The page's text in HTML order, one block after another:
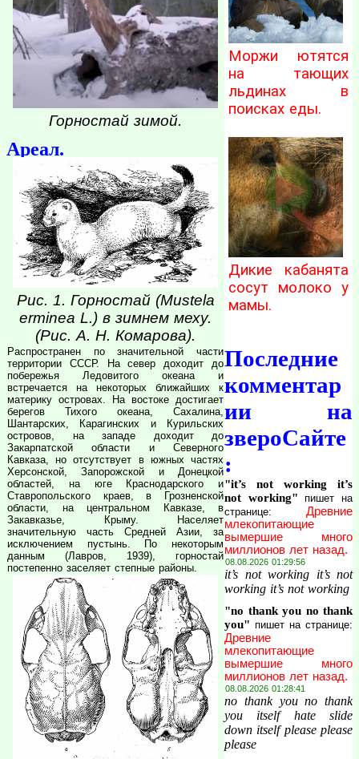
Горностай зимой.
Ареал.
Рис. 1. Горностай (Mustela
erminea L.) в зимнем меху.
(Рис. А. Н. Комарова).
Распространен по значительной части
территории СССР. На север доходит до
побережья Ледовитого океана и
встречается на некоторых ближайших к
материку островах. На востоке достигает
берегов Тихого океана, Сахалина,
Шантарских, Карагинских и Курильских
островов, на западе доходит до
Закарпатской области и Северного
Кавказа, но отсутствует в южных частях
Херсонской, Запорожской и Донецкой
областей, на юге Краснодарского и
Ставропольского краев, в Грозненской
области, на центральном Кавказе, в
Закавказье, Крыму. Населяет
значительную часть Средней Азии, за
исключением пустынь. По некоторым
данным (Лавров, 1939), горностай
постепенно заселяет степные районы.
Моржи ютятся
на тающих
льдинах в
поисках еды.
Дикие кабанята
сосут молоко у
мамы.
Последние
комментар
ии на
звероСайте
:
"it’s not working it’s
not working" пишет на
странице: Древние
млекопитающие
вымершие много
миллионов лет назад.
08.08.2026 01:29:56
it’s not working it’s not
working it’s not working
"no thank you no thank
you" пишет на странице:
Древние
млекопитающие
вымершие много
миллионов лет назад.
08.08.2026 01:28:41
no thank you no thank
you itself hate slide
down itself please please
please